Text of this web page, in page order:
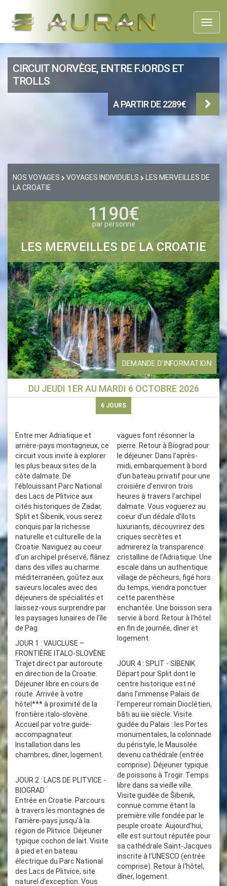
CIRCUIT NORVÈGE, ENTRE FJORDS ET
TROLLS
A PARTIR DE 2289€
NOS VOYAGES VOYAGES INDIVIDUELS
LES MERVEILLES DE
LA CROATIE
1190€
par personne
LES MERVEILLES DE LA CROATIE
DEMANDE D'INFORMATION
DU JEUDI 1ER AU MARDI 6 OCTOBRE 2026
6 JOURS
Entre mer Adriatique et
arrière-pays montagneux, ce
circuit vous invite à explorer
les plus beaux sites de la
côte dalmate. De
l’éblouissant Parc National
des Lacs de Plitvice aux
cités historiques de Zadar,
Split et Šibenik, vous serez
conquis par la richesse
naturelle et culturelle de la
Croatie. Naviguez au coeur
d’un archipel préservé, flânez
dans des villes au charme
méditerranéen, goûtez aux
saveurs locales avec des
déjeuners de spécialités et
laissez-vous surprendre par
les paysages lunaires de l’île
de Pag.
JOUR 1 : VAUCLUSE –
FRONTIÈRE ITALO-SLOVÈNE
Trajet direct par autoroute
en direction de la Croatie.
Déjeuner libre en cours de
route. Arrivée à votre
hôtel*** à proximité de la
frontière italo-slovène.
Accueil par votre guide-
accompagnateur.
Installation dans les
chambres, dîner, logement.
JOUR 2 : LACS DE PLITVICE -
BIOGRAD
Entrée en Croatie. Parcours
à travers les montagnes de
l’arrière-pays jusqu’à la
région de Plitvice. Déjeuner
typique cochon de lait. Visite
à pied et en bateau
électrique du Parc National
des Lacs de Plitvice, site
naturel d’exception. Vous
vagues font résonner la
pierre. Retour à Biograd pour
le déjeuner. Dans l’après-
midi, embarquement à bord
d’un bateau privatif pour une
croisière d’environ trois
heures à travers l’archipel
dalmate. Vous voguerez au
coeur d’un dédale d’îlots
luxuriants, découvrirez des
criques secrètes et
admirerez la transparence
cristalline de l’Adriatique. Une
escale dans un authentique
village de pêcheurs, figé hors
du temps, viendra ponctuer
cette parenthèse
enchantée. Une boisson sera
servie à bord. Retour à l’hôtel
en fin de journée, dîner et
logement.
JOUR 4 : SPLIT - SIBENIK
Départ pour Split dont le
centre historique est né
dans l’immense Palais de
l’empereur romain Dioclétien,
bâti au iiie siècle. Visite
guidée du Palais : les Portes
monumentales, la colonnade
du péristyle, le Mausolée
devenu cathédrale (entrée
comprise). Déjeuner typique
de poissons à Trogir. Temps
libre dans sa vieille ville.
Visite guidée de Šibenik,
connue comme étant la
première ville fondée par le
peuple croate. Aujourd’hui,
elle est surtout réputée pour
sa cathédrale Saint-Jacques
inscrite à l’UNESCO (entrée
comprise). Retour à l‘hôtel,
dîner, logement.